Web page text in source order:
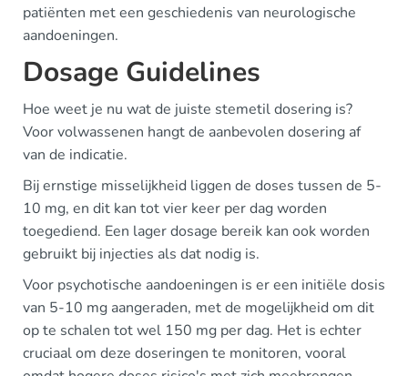
patiënten met een geschiedenis van neurologische
aandoeningen.
Dosage Guidelines
Hoe weet je nu wat de juiste stemetil dosering is?
Voor volwassenen hangt de aanbevolen dosering af
van de indicatie.
Bij ernstige misselijkheid liggen de doses tussen de 5-
10 mg, en dit kan tot vier keer per dag worden
toegediend. Een lager dosage bereik kan ook worden
gebruikt bij injecties als dat nodig is.
Voor psychotische aandoeningen is er een initiële dosis
van 5-10 mg aangeraden, met de mogelijkheid om dit
op te schalen tot wel 150 mg per dag. Het is echter
cruciaal om deze doseringen te monitoren, vooral